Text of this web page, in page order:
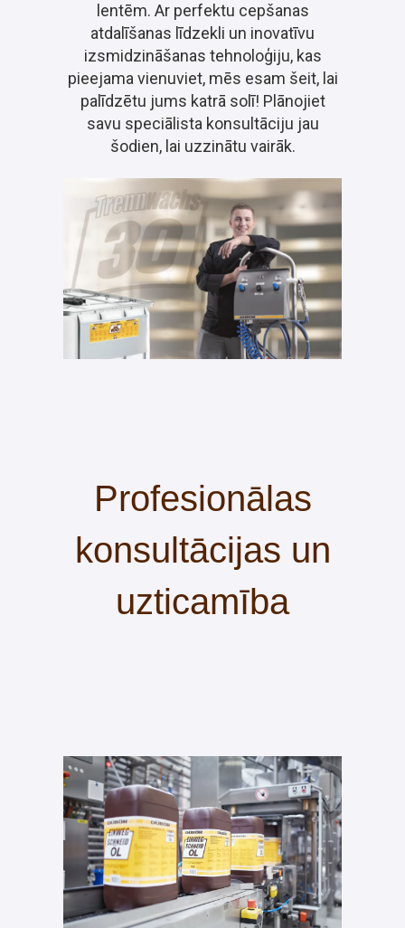
lentēm. Ar perfektu cepšanas
atdalīšanas līdzekli un inovatīvu
izsmidzināšanas tehnoloģiju, kas
pieejama vienuviet, mēs esam šeit, lai
palīdzētu jums katrā solī! Plānojiet
savu speciālista konsultāciju jau
šodien, lai uzzinātu vairāk.
Profesionālas
konsultācijas un
uzticamība